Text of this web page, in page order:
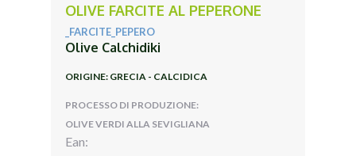
OLIVE FARCITE AL PEPERONE
_FARCITE_PEPERO
Olive Calchidiki
ORIGINE: GRECIA - CALCIDICA
PROCESSO DI PRODUZIONE:
OLIVE VERDI ALLA SEVIGLIANA
Ean: